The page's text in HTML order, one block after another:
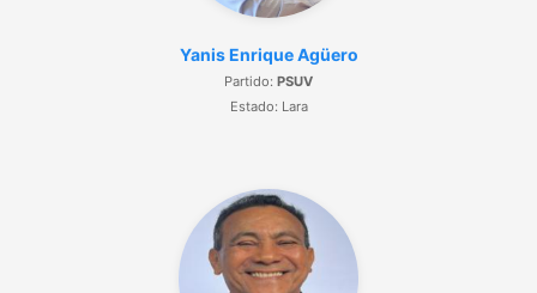
Yanis Enrique Agüero
Partido: PSUV
Estado: Lara